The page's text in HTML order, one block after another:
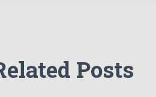
Posts